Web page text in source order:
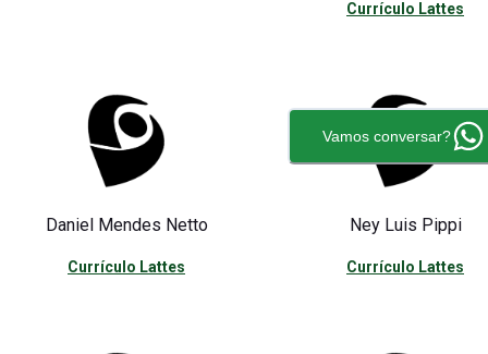
Currículo Lattes
Daniel Mendes Netto
Currículo Lattes
Ney Luis Pippi
Currículo Lattes
Vamos conversar?